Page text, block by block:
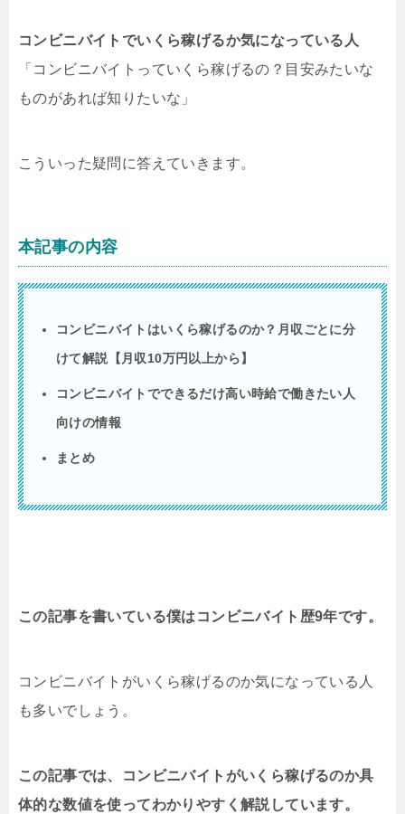
コンビニバイトでいくら稼げるか気になっている人
「コンビニバイトっていくら稼げるの？目安みたいな
ものがあれば知りたいな」
こういった疑問に答えていきます。
本記事の内容
コンビニバイトはいくら稼げるのか？月収ごとに分
けて解説【月収10万円以上から】
コンビニバイトでできるだけ高い時給で働きたい人
向けの情報
まとめ
この記事を書いている僕はコンビニバイト歴9年です。
コンビニバイトがいくら稼げるのか気になっている人
も多いでしょう。
この記事では、コンビニバイトがいくら稼げるのか具
体的な数値を使ってわかりやすく解説しています。